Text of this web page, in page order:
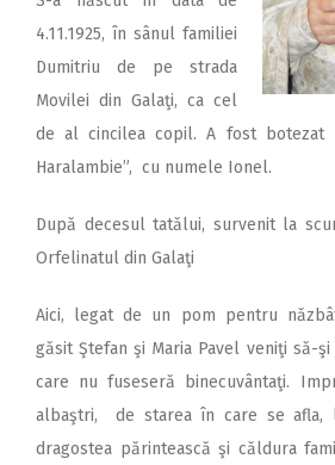
4.11.1925, în sânul familiei
Dumitriu de pe strada
Movilei din Galaţi, ca cel
de al cincilea copil. A fost botezat
Haralambie”, cu numele Ionel.
După decesul tatălui, survenit la
Orfelinatul din Galaţi
Aici, legat de un pom pentru
găsit Ştefan şi Maria Pavel veniţi să-
care nu fuseseră binecuvântaţi.
albaştri, de starea în care se afla,
dragostea părintească şi căldura